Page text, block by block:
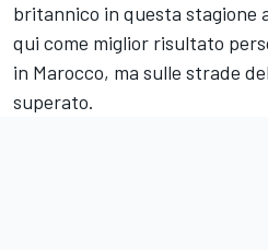
britannico in questa stagione
qui come miglior risultato
in Marocco, ma sulle strade
superato.